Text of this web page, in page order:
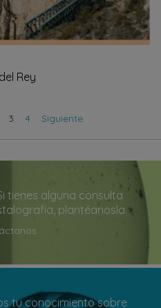
Rey
3 4 Siguiente
tienes alguna consulta
plantéanosla.
tu conocimiento sobre